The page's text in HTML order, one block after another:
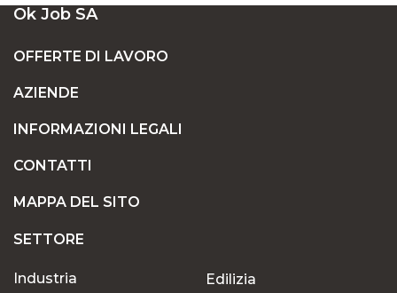
Ok Job SA
OFFERTE DI LAVORO
AZIENDE
INFORMAZIONI LEGALI
CONTATTI
MAPPA DEL SITO
SETTORE
Industria
Edilizia